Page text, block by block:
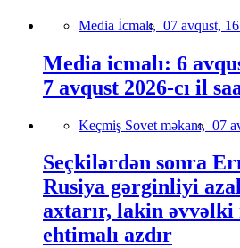
Media İcmalı, 07 avqust,
Media icmalı: 6
7 avqust 2026-cı il
Keçmiş Sovet məkanı, 07
Seçkilərdən sonra
Rusiya gərginliyi
axtarır, lakin əvvəlki
ehtimalı azdır